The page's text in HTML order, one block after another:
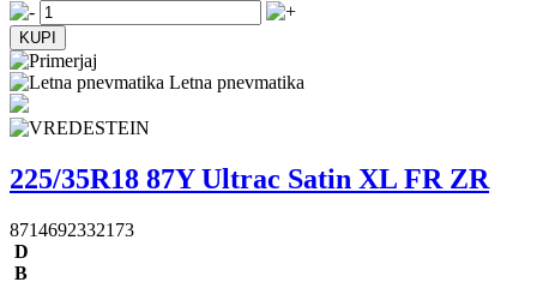
Letna pnevmatika
225/35R18 87Y Ultrac Satin XL FR ZR
8714692332173
D
B